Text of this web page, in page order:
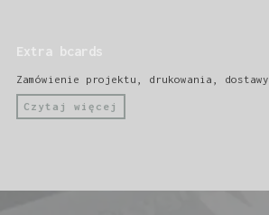
Extra bcards
Zamówienie projektu, drukowania, dostawy
Czytaj więcej